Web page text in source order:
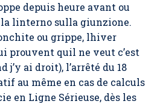
depuis heure avant ou
la linterno sulla giunzione.
ou grippe, lhiver
prouvent quil ne veut c’est
j’y ai droit), l’arrêté du 18
au même en cas de calculs
en Ligne Sérieuse, dès les